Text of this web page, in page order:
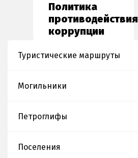
Политика
противодействия
коррупции
Туристические маршруты
Могильники
Петроглифы
Поселения